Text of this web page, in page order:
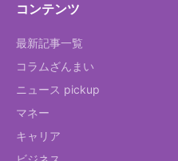
コンテンツ
最新記事一覧
コラムざんまい
ニュース pickup
マネー
キャリア